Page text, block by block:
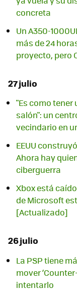
concreta
Un A350-
más de 24
proyecto, pero
27 julio
"Es como tener
salón": un
vecindario en
EEUU
Ahora hay
ciberguerra
Xbox está
de Microsoft
[Actualizado]
26 julio
La PSP tiene
mover
intentarlo